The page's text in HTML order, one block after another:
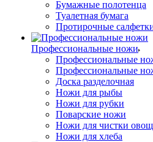
Бумажные полотенца
Туалетная бумага
Протирочные
Профессиональные ножи
Профессиональные
Профессиональные
Доска разделочная
Ножи для рыбы
Ножи для рубки
Поварские ножи
Ножи для чистки
Ножи для хлеба